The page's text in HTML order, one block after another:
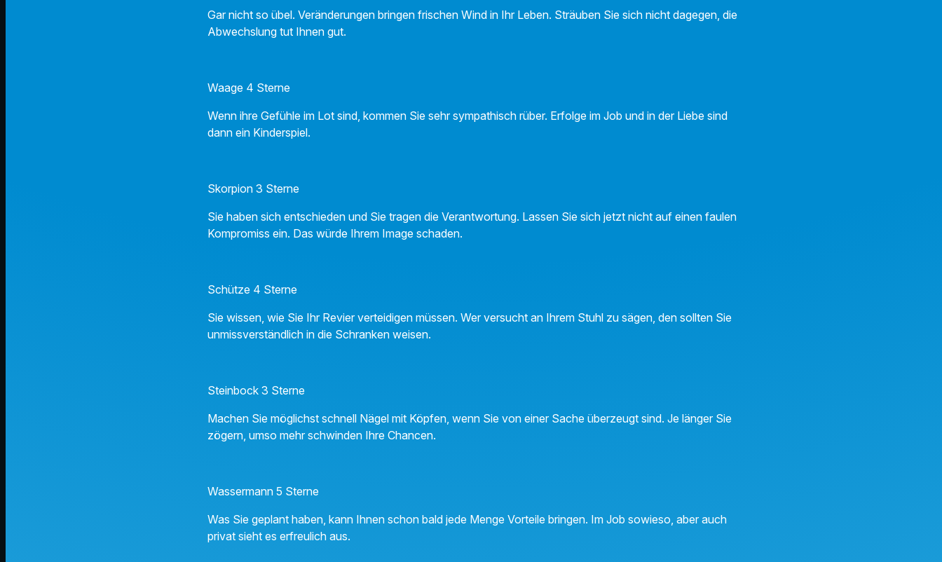
Gar nicht so übel. Veränderungen bringen frischen Wind in Ihr Leben. Sträuben Sie sich nicht dagegen, die
Abwechslung tut Ihnen gut.
Waage 4 Sterne
Wenn ihre Gefühle im Lot sind, kommen Sie sehr sympathisch rüber. Erfolge im Job und in der Liebe sind
dann ein Kinderspiel.
Skorpion 3 Sterne
Sie haben sich entschieden und Sie tragen die Verantwortung. Lassen Sie sich jetzt nicht auf einen faulen
Kompromiss ein. Das würde Ihrem Image schaden.
Schütze 4 Sterne
Sie wissen, wie Sie Ihr Revier verteidigen müssen. Wer versucht an Ihrem Stuhl zu sägen, den sollten Sie
unmissverständlich in die Schranken weisen.
Steinbock 3 Sterne
Machen Sie möglichst schnell Nägel mit Köpfen, wenn Sie von einer Sache überzeugt sind. Je länger Sie
zögern, umso mehr schwinden Ihre Chancen.
Wassermann 5 Sterne
Was Sie geplant haben, kann Ihnen schon bald jede Menge Vorteile bringen. Im Job sowieso, aber auch
privat sieht es erfreulich aus.